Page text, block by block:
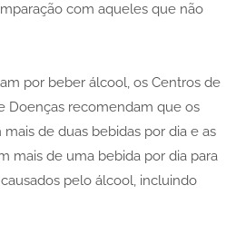
com aqueles que não
por beber álcool, os Centros de
Doenças recomendam que os
de duas bebidas por dia e as
mais de uma bebida por dia para
​​pelo álcool, incluindo